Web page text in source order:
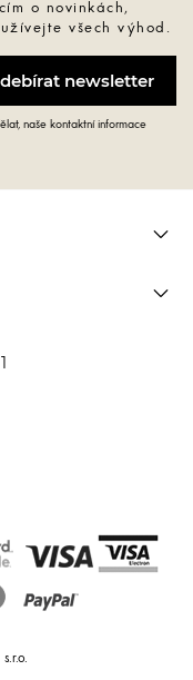
o novinkách,
všech výhod.
naše kontaktní informace

